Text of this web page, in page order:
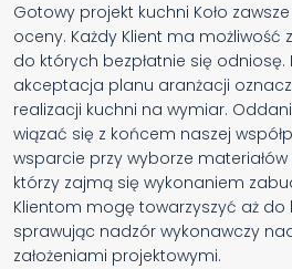
Gotowy projekt kuchni Koło
oceny. Każdy Klient ma
do których bezpłatnie się odniosę.
akceptacja planu aranżacji
realizacji kuchni na wymiar.
wiązać się z końcem naszej
wsparcie przy wyborze
którzy zajmą się wykonaniem
Klientom mogę towarzyszyć aż
sprawując nadzór wykonawczy
założeniami projektowymi.